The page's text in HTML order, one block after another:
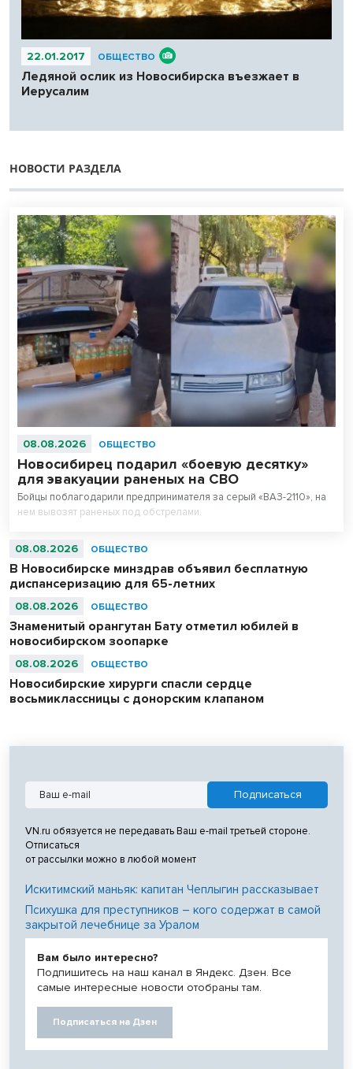
22.01.2017 ОБЩЕСТВО
Ледяной ослик из Новосибирска въезжает в
Иерусалим
НОВОСТИ РАЗДЕЛА
08.08.2026 ОБЩЕСТВО
Новосибирец подарил «боевую десятку»
для эвакуации раненых на СВО
Бойцы поблагодарили предпринимателя за серый «ВАЗ-2110», на
нем вывозят раненых под обстрелами.
08.08.2026 ОБЩЕСТВО
В Новосибирске минздрав объявил бесплатную
диспансеризацию для 65-летних
08.08.2026 ОБЩЕСТВО
Знаменитый орангутан Бату отметил юбилей в
новосибирском зоопарке
08.08.2026 ОБЩЕСТВО
Новосибирские хирурги спасли сердце
восьмиклассницы с донорским клапаном
VN.ru обязуется не передавать Ваш e-mail третьей стороне.
Отписаться
от рассылки можно в любой момент
Искитимский маньяк: капитан Чеплыгин рассказывает
Психушка для преступников – кого содержат в самой
закрытой лечебнице за Уралом
Вам было интересно?
Подпишитесь на наш канал в Яндекс. Дзен. Все
самые интересные новости отобраны там.
Подписаться на Дзен